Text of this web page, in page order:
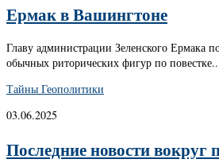
Ермак в Вашингтоне
Главу администрации Зеленского
обычных риторических фигур по
Тайны Геополитики
03.06.2025
Последние новости вокруг